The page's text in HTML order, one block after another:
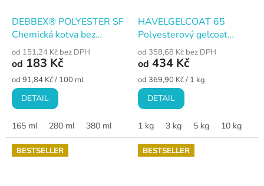
DEBBEX® POLYESTER SF
Chemická kotva bez
styrenu
od 151,24 Kč bez DPH
od 183 Kč
Měrná
cena:
od 91,84 Kč / 100 ml
DETAIL
165 ml 280 ml 380 ml
HAVELGELCOAT 65
Polyesterový gelcoat
isoftalový · natírací · bílý
od 358,68 Kč bez DPH
od 434 Kč
Měrná
cena:
od 369,90 Kč / 1 kg
DETAIL
1 kg 3 kg 5 kg 10 kg
BESTSELLER BESTSELLER